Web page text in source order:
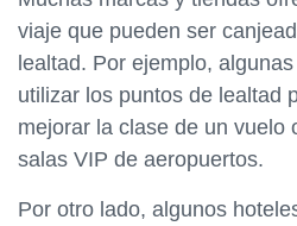
viaje que pueden ser
lealtad. Por ejemplo,
utilizar los puntos de lealtad
mejorar la clase de un vuelo
salas VIP de aeropuertos.
Por otro lado, algunos